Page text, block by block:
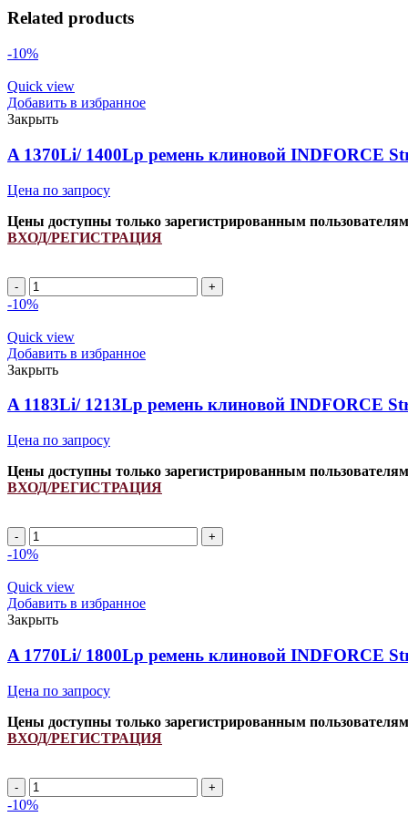
Related products
-10%
Quick view
Добавить в избранное
Закрыть
A 1370Li/ 1400Lp ремень клиновой INDFORCE
Цена по запросу
Цены доступны только зарегистрированным пользователям
ВХОД/РЕГИСТРАЦИЯ
A
1370Li/
ремень
клиновой
INDFORCE
Strongest
quantity
-10%
Quick view
Добавить в избранное
Закрыть
A 1183Li/ 1213Lp ремень клиновой INDFORCE
Цена по запросу
Цены доступны только зарегистрированным пользователям
ВХОД/РЕГИСТРАЦИЯ
A
1183Li/
ремень
клиновой
INDFORCE
Strongest
quantity
-10%
Quick view
Добавить в избранное
Закрыть
A 1770Li/ 1800Lp ремень клиновой INDFORCE
Цена по запросу
Цены доступны только зарегистрированным пользователям
ВХОД/РЕГИСТРАЦИЯ
A
1770Li/
-10%